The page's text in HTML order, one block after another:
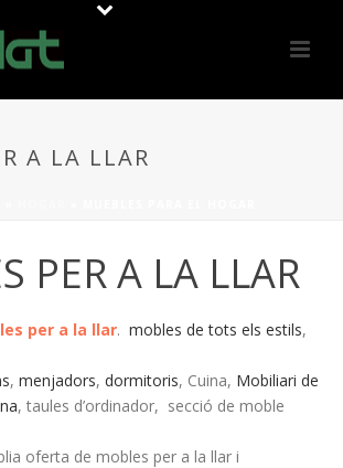
A LA LLAR
PER A LA LLAR
per a la llar. mobles de tots els estils,
, menjadors, dormitoris, Cuina, Mobiliari de
, taules d’ordinador, secció de moble
oferta de mobles per a la llar i